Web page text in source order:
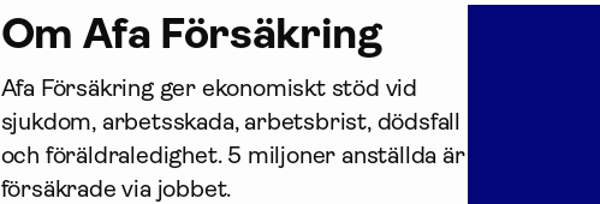
Om Afa För­säkring
Afa För­säkring ger ekonomiskt stöd vid
sjukdom, arbetsskada, arbetsbrist, dödsfall
och föräldraledighet. 5 miljoner anställda är
försäkrade via jobbet.